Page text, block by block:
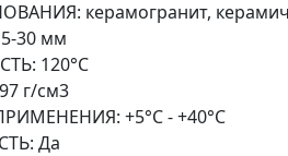
керамогранит,
30 мм
120°C
г/см3
+5°C - +40°C
Да